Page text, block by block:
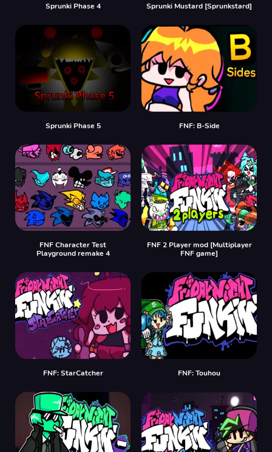
Sprunki Phase 4 Sprunki Mustard [Sprunkstard]
Sprunki Phase 5 FNF: B-Side
FNF Character Test
Playground remake 4
FNF 2 Player mod [Multiplayer
FNF game]
FNF: StarCatcher FNF: Touhou